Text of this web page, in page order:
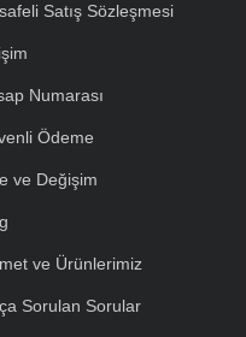
Satış Sözleşmesi
Numarası
Ödeme
ve Değişim
ve Ürünlerimiz
Sorulan Sorular